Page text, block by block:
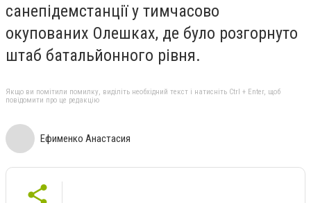
санепідемстанції у тимчасово
окупованих Олешках, де було розгорнуто
штаб батальйонного рівня.
Якщо ви помітили помилку, виділіть необхідний текст і натисніть Ctrl + Enter, щоб
повідомити про це редакцію
Ефименко Анастасия